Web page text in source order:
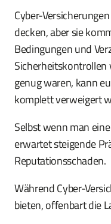
Cyber-
decken, aber sie
Bedingungen und
genug waren, kann
komplett verweigert
Selbst wenn man
erwartet steigende
Reputationsschaden.
Während Cyber-
bieten, offenbart die